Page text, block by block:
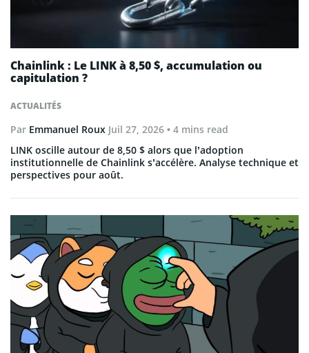
ACTUALITÉS
Chainlink : Le LINK à 8,50 $, accumulation ou
capitulation ?
Par Emmanuel Roux Juil 27, 2026 • 4 mins read
LINK oscille autour de 8,50 $ alors que l’adoption
institutionnelle de Chainlink s’accélère. Analyse technique et
perspectives pour août.